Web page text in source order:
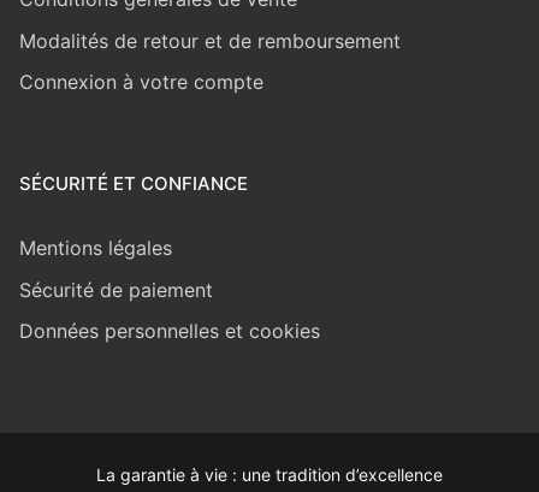
Modalités de retour et de remboursement
Connexion à votre compte
SÉCURITÉ ET CONFIANCE
Mentions légales
Sécurité de paiement
Données personnelles et cookies
La garantie à vie : une tradition d’excellence